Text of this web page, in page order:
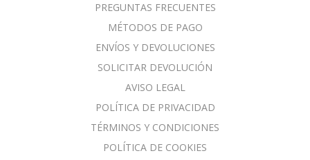
PREGUNTAS FRECUENTES
MÉTODOS DE PAGO
ENVÍOS Y DEVOLUCIONES
SOLICITAR DEVOLUCIÓN
AVISO LEGAL
POLÍTICA DE PRIVACIDAD
TÉRMINOS Y CONDICIONES
POLÍTICA DE COOKIES